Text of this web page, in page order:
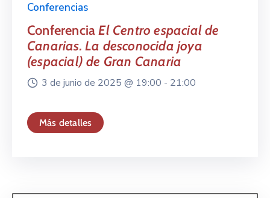
Conferencias
ConferenciaEl Centro espacial de
Canarias. La desconocida joya
(espacial) de Gran Canaria
3 de junio de 2025 @ 19:00 - 21:00
Más detalles